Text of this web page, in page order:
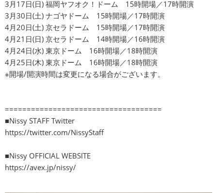
3月17日(日) 福岡ヤフオク！ドーム 15時開場／17時開演
3月30日(土) ナゴヤドーム 15時開場／17時開演
4月20日(土) 京セラドーム 15時開場／17時開演
4月21日(日) 京セラドーム 14時開場／16時開演
4月24日(水) 東京ドーム 16時開場／18時開演
4月25日(木) 東京ドーム 16時開場／18時開演
※開場/開演時間は変更になる場合がございます。
====================================
■Nissy STAFF Twitter
https://twitter.com/NissyStaff
■Nissy OFFICIAL WEBSITE
https://avex.jp/nissy/